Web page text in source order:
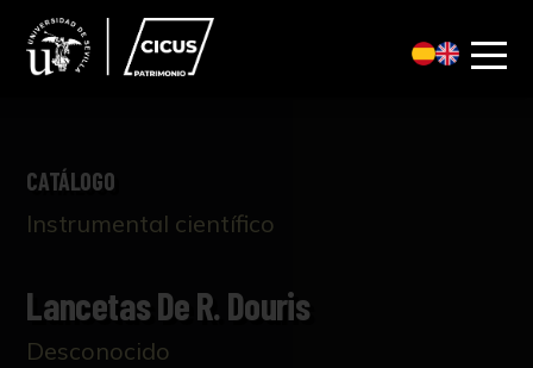
CATÁLOGO
Instrumental científico
Lancetas De R. Douris
Desconocido